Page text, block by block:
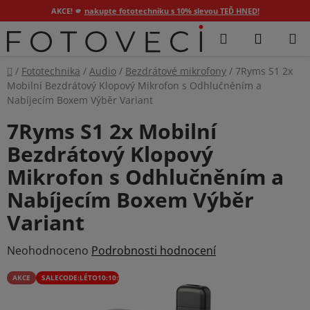
AKCE! 🫵 nakupte fototechniku s 10% slevou TEĎ HNED!
Přejít
na
Hledat
Domů
/ Fototechnika / Audio / Bezdrátové mikrofony / 7Ryms S1 2x
Mobilní Bezdrátový Klopový Mikrofon s Odhlučněním a
Nabíjecím Boxem Výběr Variant
7Ryms S1 2x Mobilní
Bezdrátový Klopový
Mikrofon s Odhlučněním a
Nabíjecím Boxem Výběr
Variant
Průměrné
hodnocení
produktu
Neohodnoceno Podrobnosti hodnocení
AKCE SALECODE:LÉTO10:10:%